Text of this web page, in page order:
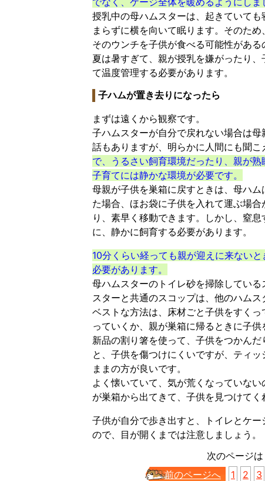
授乳中の母ハムスターは、起きていて
まらずに横を向いて眠ります。そのた
そのウンチを子供が食べる可能性がある
夏は暑すぎて、親が授乳を嫌がったり
て温度管理する必要があります。
子ハムが置き去りになったら
まずは遠くから観察です。
子ハムスターが自分で戻れない場合は
話もありますが、明らかに人間にも聞こ
で、うるさい飼育環境だったり、親が
子育てには静かな環境が必要です。
母親が子供を巣箱に戻すときは、母ハ
た場合、ほお袋に子供を入れて運ぶ場
り、素早く移動できます。しかし、窒
に、静かに飼育する必要があります。
10分くらい経っても親が迎えに来ない
必要があります。
母ハムスターのトイレ砂を掃除してい
スターと共通のスコップは、他のハム
ベストな方法は、床材ごと子供をすく
っていくか、親が巣箱に帰るときに子供
新品の割り箸を使って、子供をつかん
と、子供を傷つけにくいですが、ティ
ままの方が良いです。
よく懐いていて、気が荒くなっていな
が巣箱から出てきて、子供を見つけてく
子供が自分で歩き出すと、トイレとケ
ので、目が開くまでは注意しましょう。
次のページ
前のページへ
1 2 3